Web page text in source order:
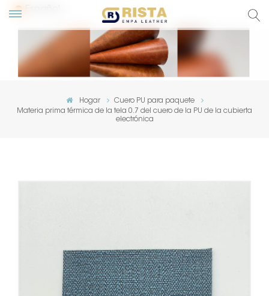
Hogar
Cuero PU para paquete
Materia prima térmica de la tela 0.7 del cuero de la PU de la cubierta
electrónica